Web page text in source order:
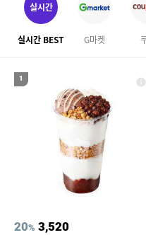
14 다이소C타입 to HDMI 미
16 포켓몬 카드 뱀
실시간
실시간 BEST G마켓
1
20% 3,520